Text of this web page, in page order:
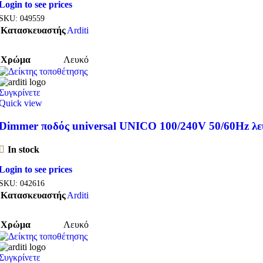
to see prices
049559
ΚατασκευαστήςArditi
Χρώμα Λευκό
view
ποδός universal UNICO 100/240V 50/60Hz
In stock
to see prices
042616
ΚατασκευαστήςArditi
Χρώμα Λευκό